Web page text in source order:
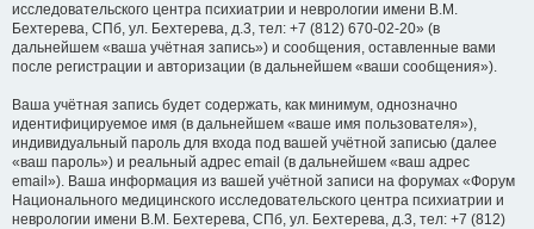
исследовательского центра психиатрии и неврологии имени В.М.
Бехтерева, СПб, ул. Бехтерева, д.3, тел: +7 (812) 670-02-20» (в
дальнейшем «ваша учётная запись») и сообщения, оставленные вами
после регистрации и авторизации (в дальнейшем «ваши сообщения»).
Ваша учётная запись будет содержать, как минимум, однозначно
идентифицируемое имя (в дальнейшем «ваше имя пользователя»),
индивидуальный пароль для входа под вашей учётной записью (далее
«ваш пароль») и реальный адрес email (в дальнейшем «ваш адрес
email»). Ваша информация из вашей учётной записи на форумах «Форум
Национального медицинского исследовательского центра психиатрии и
неврологии имени В.М. Бехтерева, СПб, ул. Бехтерева, д.3, тел: +7 (812)